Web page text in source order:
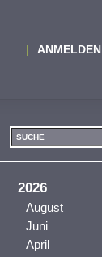
ANMELDEN
2026
August
Juni
April